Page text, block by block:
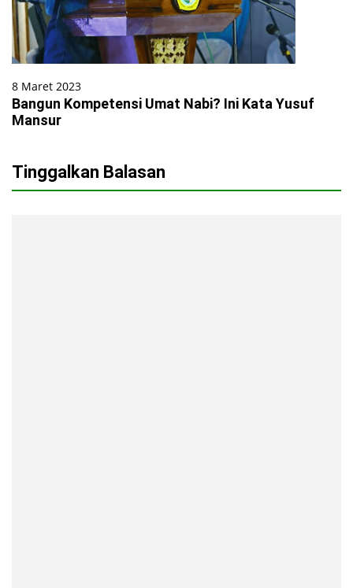
8 Maret 2023
Bangun Kompetensi Umat Nabi? Ini Kata Yusuf
Mansur
Tinggalkan Balasan